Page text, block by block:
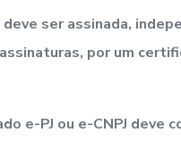
deve ser assinada,
por um
e-PJ ou e-CNPJ deve